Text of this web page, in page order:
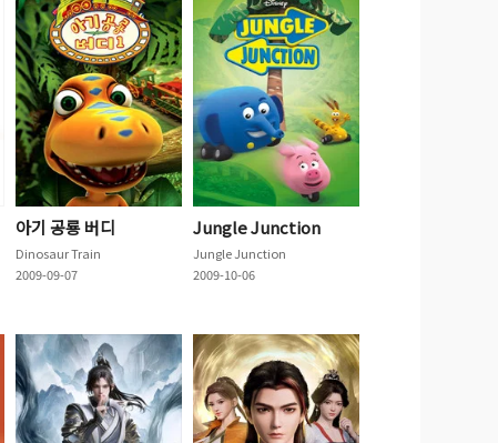
아기 공룡 버디
Dinosaur Train
2009-09-07
Jungle Junction
Jungle Junction
2009-10-06